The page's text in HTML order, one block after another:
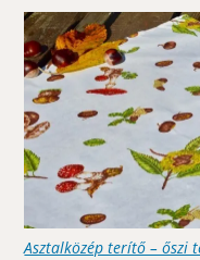
Asztalközép terítő – őszi